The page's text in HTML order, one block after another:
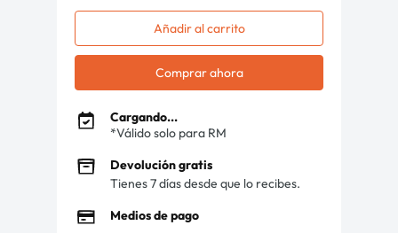
Añadir al carrito
Comprar ahora
Cargando...
*Válido solo para RM
Devolución gratis
Tienes 7 días desde que lo recibes.
Medios de pago